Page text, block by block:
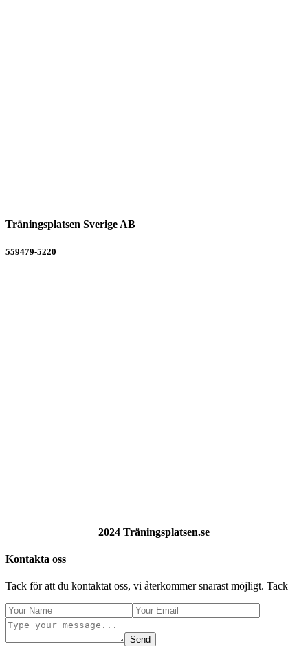
Träningsplatsen Sverige AB
559479-5220
2024 Träningsplatsen.se
Kontakta oss
Tack för att du kontaktat oss, vi återkommer snarast möjligt. Tack
Send